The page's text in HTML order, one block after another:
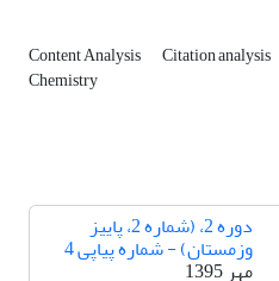
Content Analysis Citation analysis
Chemistry
دوره 2، (شماره 2، پاییز
وزمستان) - شماره پیاپی 4
مهر 1395